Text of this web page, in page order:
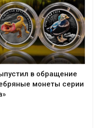
в обращение
монеты серии